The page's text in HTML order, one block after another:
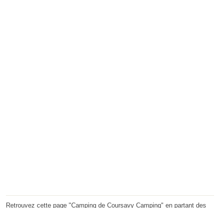
Retrouvez cette page "Camping de Coursavy Camping" en partant des